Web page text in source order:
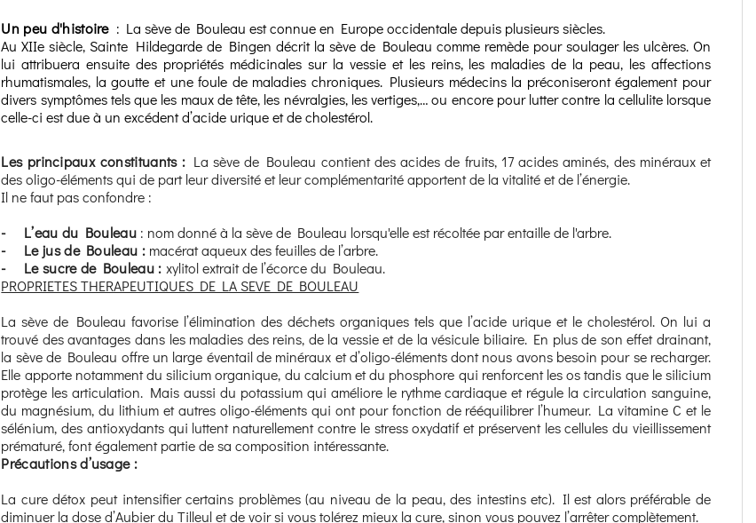
Un peu d'histoire : La sève de Bouleau est connue en Europe occidentale depuis plusieurs siècles.
Au XIIe siècle, Sainte Hildegarde de Bingen décrit la sève de Bouleau comme remède pour soulager les ulcères. On
lui attribuera ensuite des propriétés médicinales sur la vessie et les reins, les maladies de la peau, les affections
rhumatismales, la goutte et une foule de maladies chroniques. Plusieurs médecins la préconiseront également pour
divers symptômes tels que les maux de tête, les névralgies, les vertiges,… ou encore pour lutter contre la cellulite lorsque
celle-ci est due à un excédent d’acide urique et de cholestérol.
Les principaux constituants : La sève de Bouleau contient des acides de fruits, 17 acides aminés, des minéraux et
des oligo-éléments qui de part leur diversité et leur complémentarité apportent de la vitalité et de l’énergie.
Il ne faut pas confondre :
- L’eau du Bouleau : nom donné à la sève de Bouleau lorsqu'elle est récoltée par entaille de l'arbre.
- Le jus de Bouleau : macérat aqueux des feuilles de l’arbre.
- Le sucre de Bouleau : xylitol extrait de l’écorce du Bouleau.
PROPRIETES THERAPEUTIQUES DE LA SEVE DE BOULEAU
La sève de Bouleau favorise l’élimination des déchets organiques tels que l’acide urique et le cholestérol. On lui a
trouvé des avantages dans les maladies des reins, de la vessie et de la vésicule biliaire. En plus de son effet drainant,
la sève de Bouleau offre un large éventail de minéraux et d’oligo-éléments dont nous avons besoin pour se recharger.
Elle apporte notamment du silicium organique, du calcium et du phosphore qui renforcent les os tandis que le silicium
protège les articulation. Mais aussi du potassium qui améliore le rythme cardiaque et régule la circulation sanguine,
du magnésium, du lithium et autres oligo-éléments qui ont pour fonction de rééquilibrer l’humeur. La vitamine C et le
sélénium, des antioxydants qui luttent naturellement contre le stress oxydatif et préservent les cellules du vieillissement
prématuré, font également partie de sa composition intéressante.
Précautions d’usage :
La cure détox peut intensifier certains problèmes (au niveau de la peau, des intestins etc). Il est alors préférable de
diminuer la dose d’Aubier du Tilleul et de voir si vous tolérez mieux la cure, sinon vous pouvez l’arrêter complètement.